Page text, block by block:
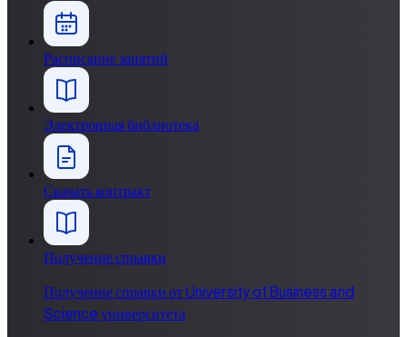
Расписание занятий
Электронная библиотека
Скачать контракт
Получение справки
Получение справки от University of Business and
Science университета